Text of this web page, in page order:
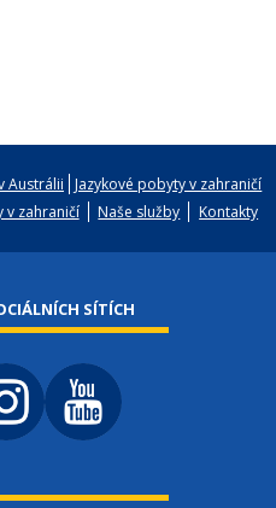
Austrálii
Jazykové pobyty v zahraničí
v zahraničí Naše služby Kontakty
SÍTÍCH